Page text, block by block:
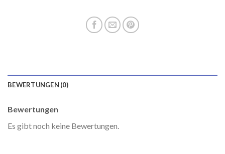
BEWERTUNGEN (0)
Bewertungen
Es gibt noch keine Bewertungen.